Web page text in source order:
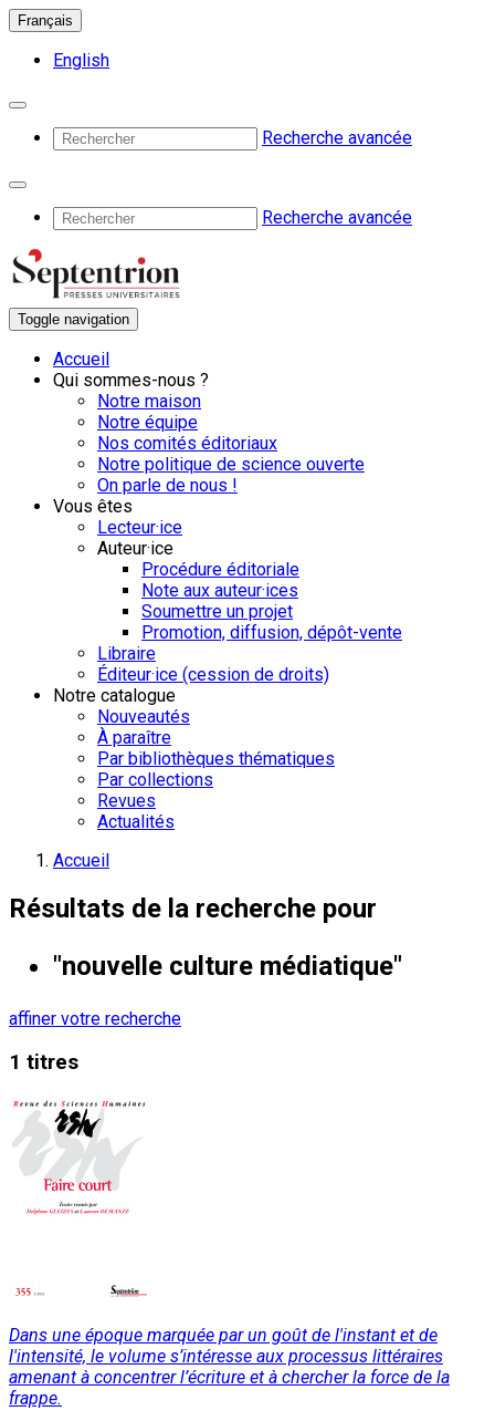
Français
English
Recherche avancée
Recherche avancée
Toggle navigation
Accueil
Qui sommes-nous ?
Notre maison
Notre équipe
Nos comités éditoriaux
Notre politique de science ouverte
On parle de nous !
Vous êtes
Lecteur·ice
Auteur·ice
Procédure éditoriale
Note aux auteur·ices
Soumettre un projet
Promotion, diffusion, dépôt-vente
Libraire
Éditeur·ice (cession de droits)
Notre catalogue
Nouveautés
À paraître
Par bibliothèques thématiques
Par collections
Revues
Actualités
Accueil
Résultats de la recherche pour
"nouvelle culture médiatique"
affiner votre recherche
1 titres
Dans une époque marquée par un goût de l'instant et de
l'intensité, le volume s’intéresse aux processus littéraires
amenant à concentrer l’écriture et à chercher la force de la
frappe.